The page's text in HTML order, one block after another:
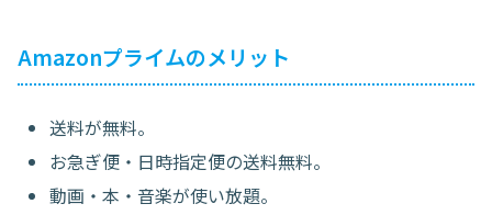
Amazonプライムのメリット
送料が無料。
お急ぎ便・日時指定便の送料無料。
動画・本・音楽が使い放題。